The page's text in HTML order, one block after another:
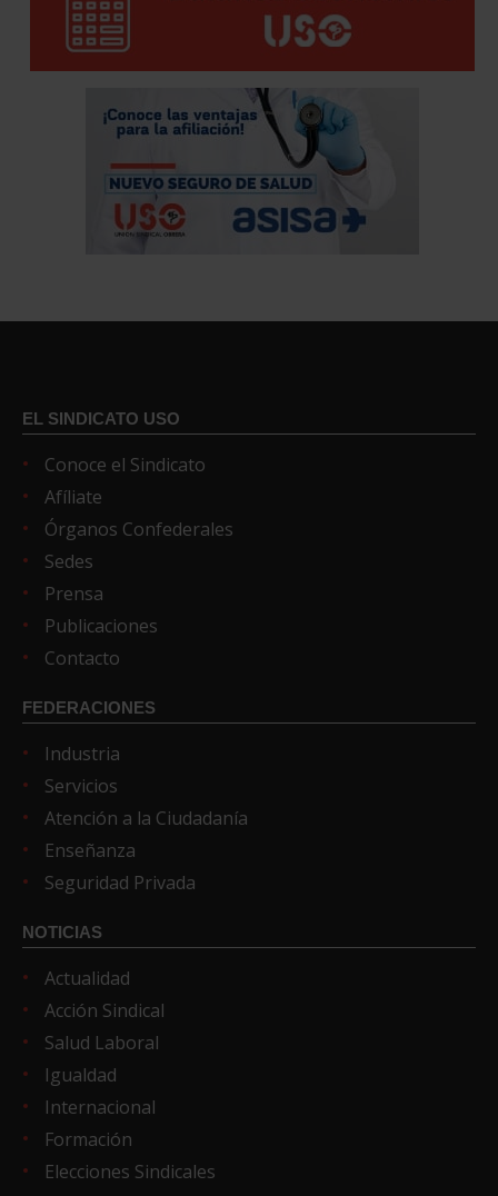
EL SINDICATO USO
Conoce el Sindicato
Afíliate
Órganos Confederales
Sedes
Prensa
Publicaciones
Contacto
FEDERACIONES
Industria
Servicios
Atención a la Ciudadanía
Enseñanza
Seguridad Privada
NOTICIAS
Actualidad
Acción Sindical
Salud Laboral
Igualdad
Internacional
Formación
Elecciones Sindicales